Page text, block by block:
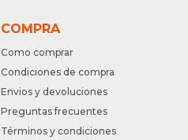
COMPRA
Como comprar
Condiciones de compra
Envios y devoluciones
Preguntas frecuentes
Términos y condiciones